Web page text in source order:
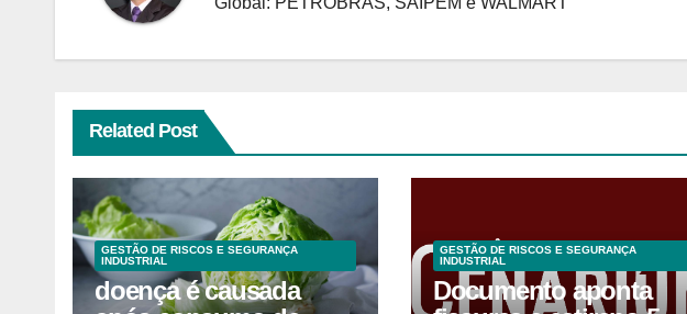
Related Post
GESTÃO DE RISCOS E SEGURANÇA
INDUSTRIAL
doença é causada
GESTÃO DE RISCOS E SEGURANÇA
INDUSTRIAL
Documento aponta